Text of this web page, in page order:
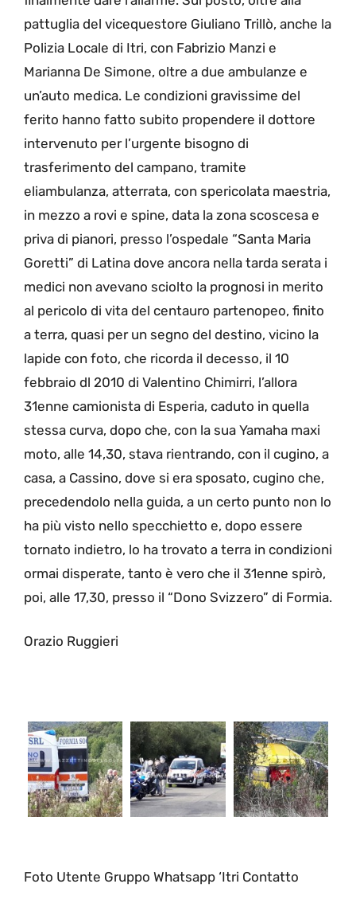
pattuglia del vicequestore Giuliano Trillò, anche la
Polizia Locale di Itri, con Fabrizio Manzi e
Marianna De Simone, oltre a due ambulanze e
un’auto medica. Le condizioni gravissime del
ferito hanno fatto subito propendere il dottore
intervenuto per l’urgente bisogno di
trasferimento del campano, tramite
eliambulanza, atterrata, con spericolata maestria,
in mezzo a rovi e spine, data la zona scoscesa e
priva di pianori, presso l’ospedale “Santa Maria
Goretti” di Latina dove ancora nella tarda serata i
medici non avevano sciolto la prognosi in merito
al pericolo di vita del centauro partenopeo, finito
a terra, quasi per un segno del destino, vicino la
lapide con foto, che ricorda il decesso, il 10
febbraio dl 2010 di Valentino Chimirri, l’allora
31enne camionista di Esperia, caduto in quella
stessa curva, dopo che, con la sua Yamaha maxi
moto, alle 14,30, stava rientrando, con il cugino, a
casa, a Cassino, dove si era sposato, cugino che,
precedendolo nella guida, a un certo punto non lo
ha più visto nello specchietto e, dopo essere
tornato indietro, lo ha trovato a terra in condizioni
ormai disperate, tanto è vero che il 31enne spirò,
poi, alle 17,30, presso il “Dono Svizzero” di Formia.
Orazio Ruggieri
Foto Utente Gruppo Whatsapp ‘Itri Contatto